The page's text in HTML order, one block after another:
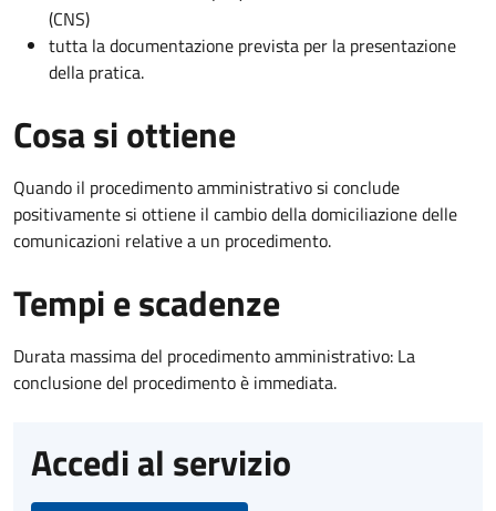
(CNS)
tutta la documentazione prevista per la presentazione
della pratica.
Cosa si ottiene
Quando il procedimento amministrativo si conclude
positivamente si ottiene il cambio della domiciliazione delle
comunicazioni relative a un procedimento.
Tempi e scadenze
Durata massima del procedimento amministrativo: La
conclusione del procedimento è immediata.
Accedi al servizio